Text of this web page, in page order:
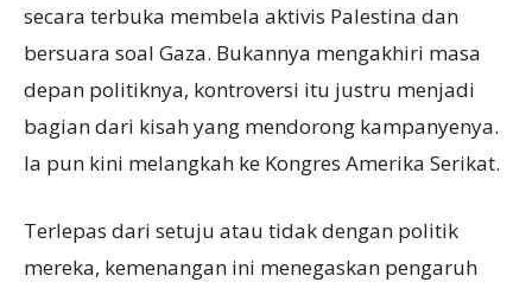
secara terbuka membela aktivis Palestina dan
bersuara soal Gaza. Bukannya mengakhiri masa
depan politiknya, kontroversi itu justru menjadi
bagian dari kisah yang mendorong kampanyenya.
Ia pun kini melangkah ke Kongres Amerika Serikat.
Terlepas dari setuju atau tidak dengan politik
mereka, kemenangan ini menegaskan pengaruh